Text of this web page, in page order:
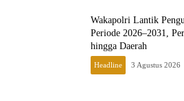
Wakapolri Lantik
Periode 2026–2031,
hingga Daerah
Headline 3 Agustus 2026